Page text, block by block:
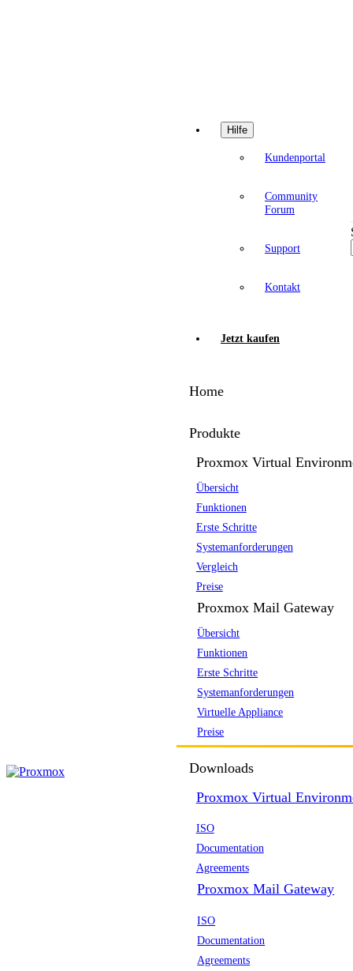
Hilfe
Kundenportal
Community
Forum
Support
Kontakt
Jetzt kaufen
Home
Produkte
Proxmox Virtual
Übersicht
Funktionen
Erste Schritte
Systemanforderungen
Vergleich
Preise
Proxmox Mail Gateway
Übersicht
Funktionen
Erste Schritte
Systemanforderungen
Virtuelle Appliance
Preise
Downloads
Proxmox Virtual
ISO
Documentation
Agreements
Proxmox Mail Gateway
ISO
Documentation
Agreements